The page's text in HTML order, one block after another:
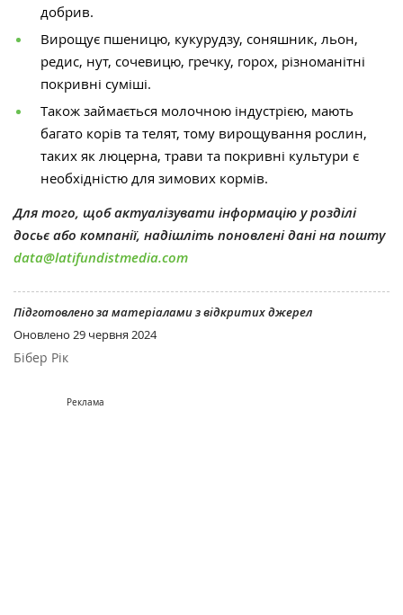
добрив.
Вирощує пшеницю, кукурудзу, соняшник, льон,
редис, нут, сочевицю, гречку, горох, різноманітні
покривні суміші.
Також займається молочною індустрією, мають
багато корів та телят, тому вирощування рослин,
таких як люцерна, трави та покривні культури є
необхідністю для зимових кормів.
Для того, щоб актуалізувати інформацію у розділі
досьє або компанії, надішліть поновлені дані на пошту
data@latifundistmedia.com
Підготовлено за матеріалами з відкритих джерел
Оновлено 29 червня 2024
Бібер Рік
Реклама